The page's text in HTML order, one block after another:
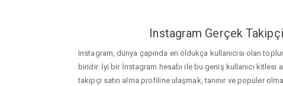
Instagram Gerçek
Instagram, dünya çapında en oldukça kullanıcısı olan
biridir. İyi bir İnstagram hesabı ile bu geniş kullanıcı kitlesi
takipçi satın alma profiline ulaşmak, tanınır ve popüler